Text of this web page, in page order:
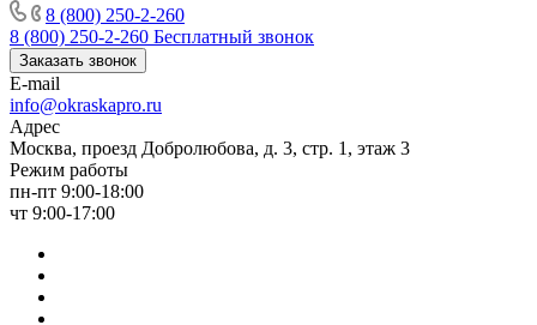
8 (800) 250-2-260
8 (800) 250-2-260 Бесплатный звонок
Заказать звонок
E-mail
info@okraskapro.ru
Адрес
Москва, проезд Добролюбова, д. 3, стр. 1, этаж 3
Режим работы
пн-пт 9:00-18:00
чт 9:00-17:00